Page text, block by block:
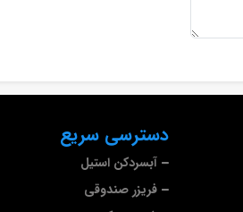
دسترسی سریع
آبسردکن استیل
فریزر صندوقی